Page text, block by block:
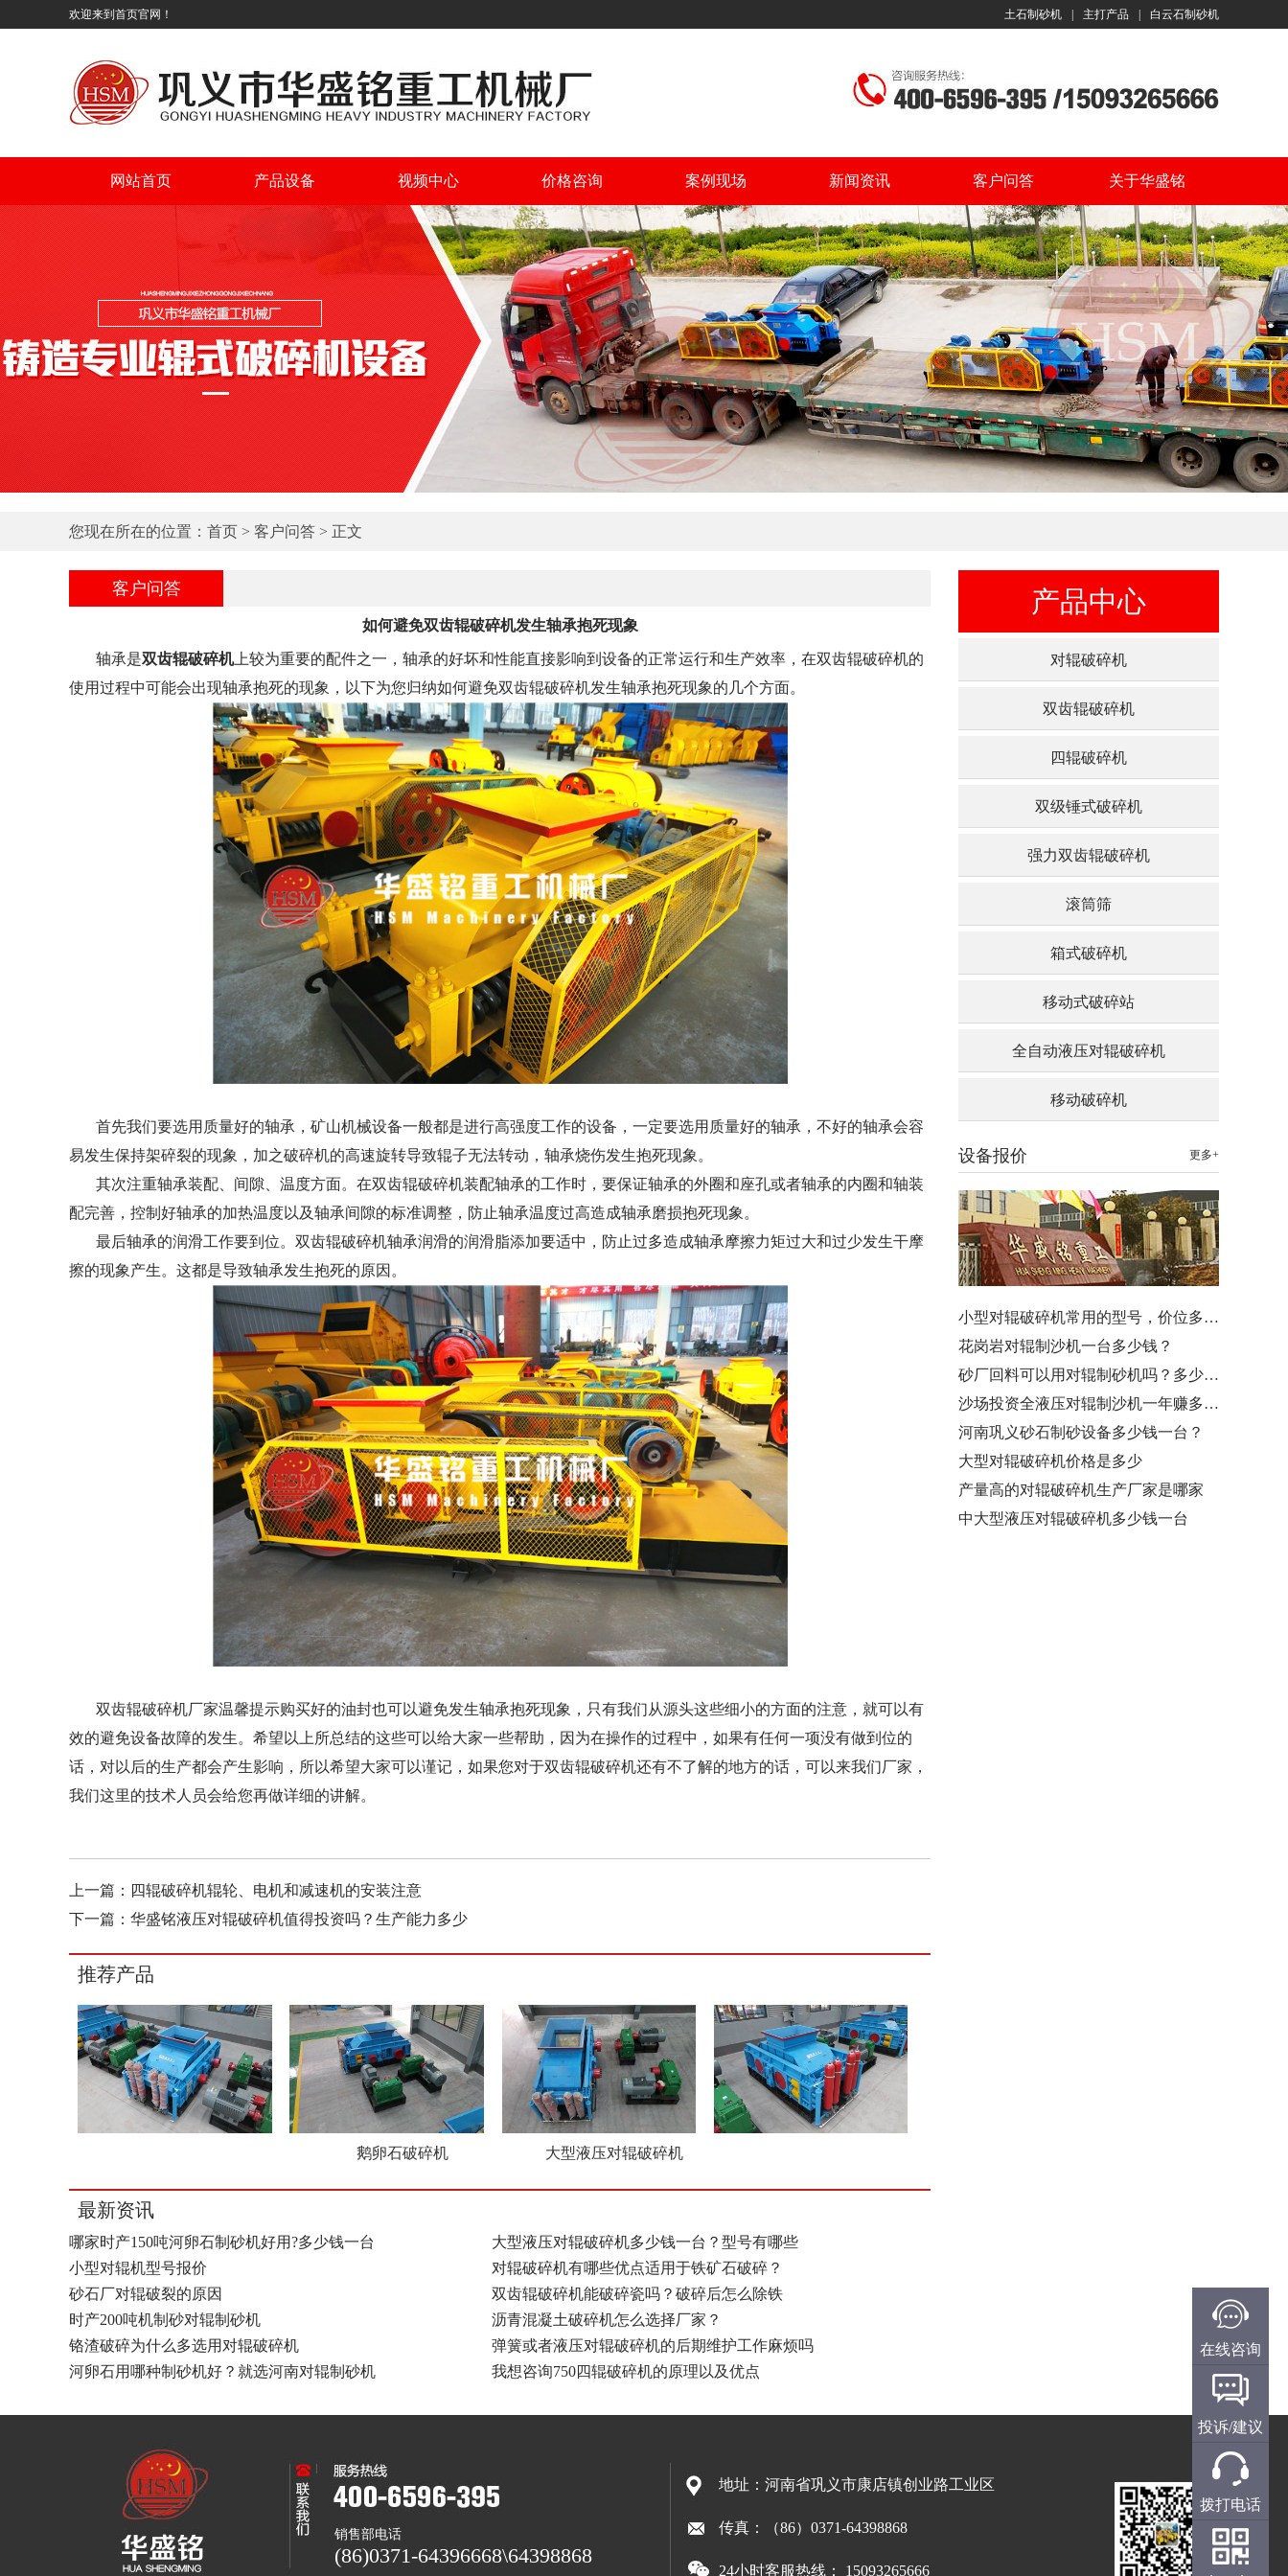
欢迎来到首页官网！ 土石制砂机 主打产品 白云石制砂机
网站首页 产品设备 视频中心 价格咨询 案例现场 新闻资讯 客户问答 关于华盛铭
您现在所在的位置： 首页 > 客户问答 > 正文
客户问答
如何避免双齿辊破碎机发生轴承抱死现象
轴承是双齿辊破碎机上较为重要的配件之一，轴承的好坏和性能直接影响到设备的正常运行和生产效率，在双齿辊破碎机的
使用过程中可能会出现轴承抱死的现象，以下为您归纳如何避免双齿辊破碎机发生轴承抱死现象的几个方面。
首先我们要选用质量好的轴承，矿山机械设备一般都是进行高强度工作的设备，一定要选用质量好的轴承，不好的轴承会容
易发生保持架碎裂的现象，加之破碎机的高速旋转导致辊子无法转动，轴承烧伤发生抱死现象。
其次注重轴承装配、间隙、温度方面。在双齿辊破碎机装配轴承的工作时，要保证轴承的外圈和座孔或者轴承的内圈和轴装
配完善，控制好轴承的加热温度以及轴承间隙的标准调整，防止轴承温度过高造成轴承磨损抱死现象。
最后轴承的润滑工作要到位。双齿辊破碎机轴承润滑的润滑脂添加要适中，防止过多造成轴承摩擦力矩过大和过少发生干摩
擦的现象产生。这都是导致轴承发生抱死的原因。
双齿辊破碎机厂家温馨提示购买好的油封也可以避免发生轴承抱死现象，只有我们从源头这些细小的方面的注意，就可以有
效的避免设备故障的发生。希望以上所总结的这些可以给大家一些帮助，因为在操作的过程中，如果有任何一项没有做到位的
话，对以后的生产都会产生影响，所以希望大家可以谨记，如果您对于双齿辊破碎机还有不了解的地方的话，可以来我们厂家，
我们这里的技术人员会给您再做详细的讲解。
上一篇： 四辊破碎机辊轮、电机和减速机的安装注意
下一篇： 华盛铭液压对辊破碎机值得投资吗？生产能力多少
推荐产品
鹅卵石破碎机 大型液压对辊破碎机
最新资讯
哪家时产150吨河卵石制砂机好用?多少钱一台
大型液压对辊破碎机多少钱一台？型号有哪些
小型对辊机型号报价
对辊破碎机有哪些优点适用于铁矿石破碎？
砂石厂对辊破裂的原因
双齿辊破碎机能破碎瓷吗？破碎后怎么除铁
时产200吨机制砂对辊制砂机
沥青混凝土破碎机怎么选择厂家？
铬渣破碎为什么多选用对辊破碎机
弹簧或者液压对辊破碎机的后期维护工作麻烦吗
河卵石用哪种制砂机好？就选河南对辊制砂机
我想咨询750四辊破碎机的原理以及优点
产品中心
对辊破碎机
双齿辊破碎机
四辊破碎机
双级锤式破碎机
强力双齿辊破碎机
滚筒筛
箱式破碎机
移动式破碎站
全自动液压对辊破碎机
移动破碎机
更多+
设备报价
小型对辊破碎机常用的型号，价位多少…
花岗岩对辊制沙机一台多少钱？
砂厂回料可以用对辊制砂机吗？多少钱…
沙场投资全液压对辊制沙机一年赚多少…
河南巩义砂石制砂设备多少钱一台？
大型对辊破碎机价格是多少
产量高的对辊破碎机生产厂家是哪家
中大型液压对辊破碎机多少钱一台
销售部电话
(86)0371-64396668\64398868
地址：河南省巩义市康店镇创业路工业区
传真：（86）0371-64398868
24小时客服热线： 15093265666
在线咨询
投诉/建议
拨打电话